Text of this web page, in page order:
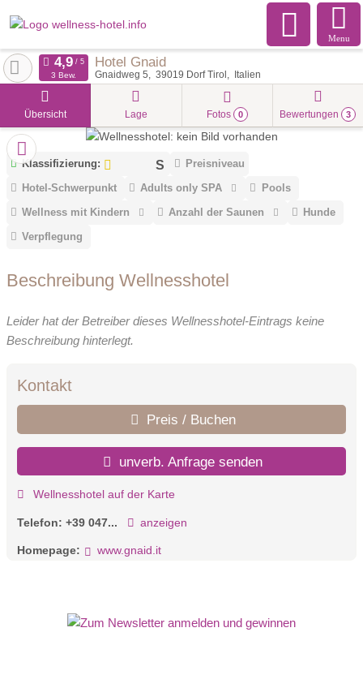
Menu
Hotel Gnaid
Gnaidweg 5 39019 Dorf Tirol Italien
3 Bew.
Übersicht Lage Fotos 0 Bewertungen 3
Klassifizierung:
Preisniveau
Hotel-Schwerpunkt
Adults only SPA
Pools
Wellness mit Kindern
Anzahl der Saunen
Hunde
Verpflegung
Beschreibung Wellnesshotel
Leider hat der Betreiber dieses Wellnesshotel-Eintrags keine
Beschreibung hinterlegt.
Kontakt
Preis / Buchen
unverb. Anfrage senden
Wellnesshotel auf der Karte
Telefon: +39 047... anzeigen
Homepage: www.gnaid.it